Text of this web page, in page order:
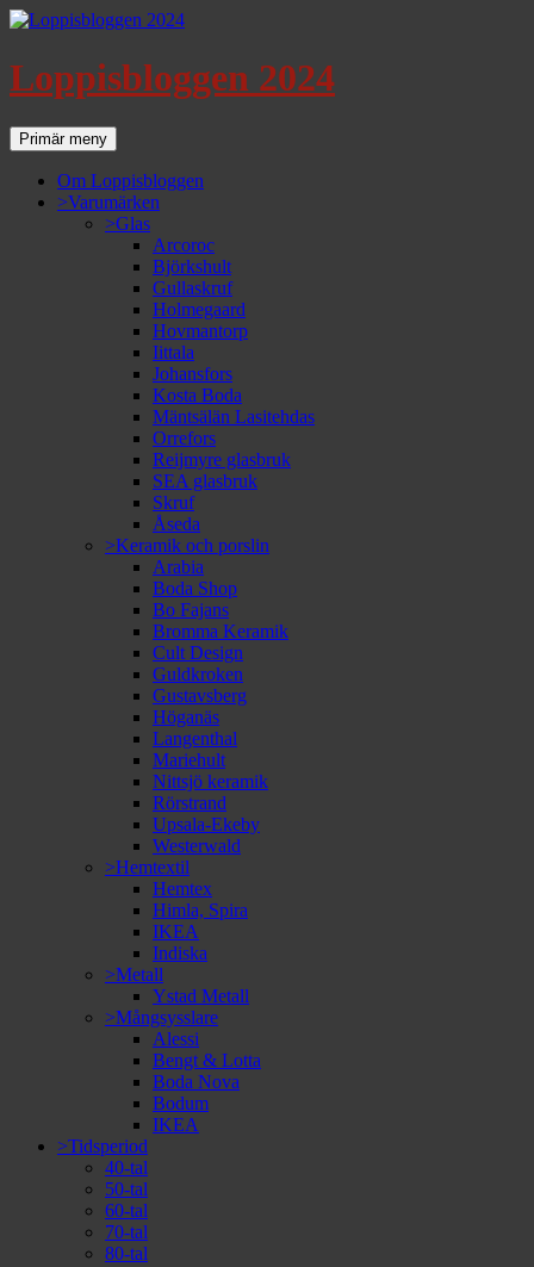
Loppisbloggen 2024
SökPrimär meny
till
innehåll
Om Loppisbloggen
>Varumärken
>Glas
Arcoroc
Björkshult
Gullaskruf
Holmegaard
Hovmantorp
Iittala
Johansfors
Kosta Boda
Mäntsälän Lasitehdas
Orrefors
Reijmyre glasbruk
SEA glasbruk
Skruf
Åseda
>Keramik och porslin
Arabia
Boda Shop
Bo Fajans
Bromma Keramik
Cult Design
Guldkroken
Gustavsberg
Höganäs
Langenthal
Mariehult
Nittsjö keramik
Rörstrand
Upsala-Ekeby
Westerwald
>Hemtextil
Hemtex
Himla, Spira
IKEA
Indiska
>Metall
Ystad Metall
>Mångsysslare
Alessi
Bengt & Lotta
Boda Nova
Bodum
IKEA
>Tidsperiod
40-tal
50-tal
60-tal
70-tal
80-tal